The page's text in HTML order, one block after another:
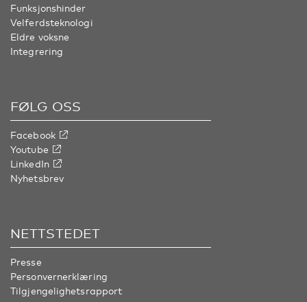
Funksjonshinder
Velferdsteknologi
Eldre voksne
Integrering
FØLG OSS
Facebook
Youtube
LinkedIn
Nyhetsbrev
NETTSTEDET
Presse
Personvernerklæring
Tilgjengelighetsrapport